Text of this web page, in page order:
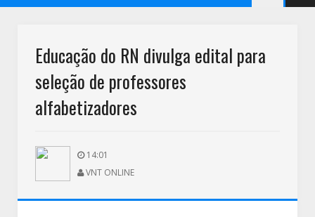
Educação do RN divulga edital para
seleção de professores
alfabetizadores
14:01
VNT ONLINE